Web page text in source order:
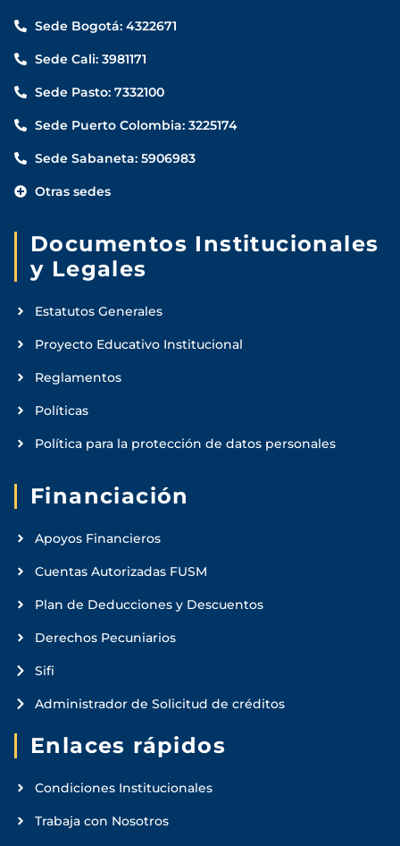
Sede Bogotá: 4322671
Sede Cali: 3981171
Sede Pasto: 7332100
Sede Puerto Colombia: 3225174
Sede Sabaneta: 5906983
Otras sedes
Documentos Institucionales
y Legales
Estatutos Generales
Proyecto Educativo Institucional
Reglamentos
Políticas
Política para la protección de datos personales
Financiación
Apoyos Financieros
Cuentas Autorizadas FUSM
Plan de Deducciones y Descuentos
Derechos Pecuniarios
Sifi
Administrador de Solicitud de créditos
Enlaces rápidos
Condiciones Institucionales
Trabaja con Nosotros